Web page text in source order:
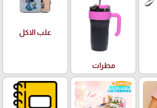
مطرات
علب الاكل